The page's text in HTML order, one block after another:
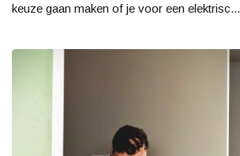
keuze gaan maken of je voor een elektrisc...